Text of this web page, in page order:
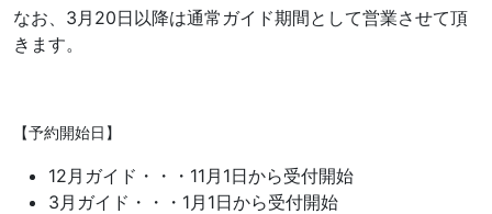
なお、3月20日以降は通常ガイド期間として営業させて頂
きます。
【予約開始日】
12月ガイド・・・11月1日から受付開始
3月ガイド・・・1月1日から受付開始